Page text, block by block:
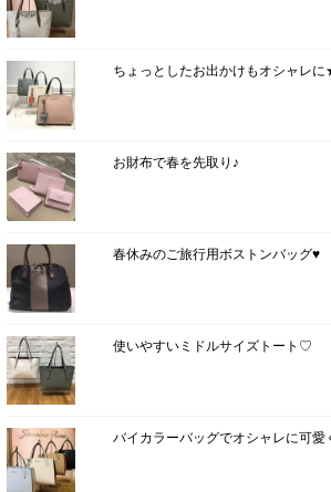
ちょっとしたお出かけもオシャレ
お財布で春を先取り♪
春休みのご旅行用ボストンバッグ♥
使いやすいミドルサイズトート♡
バイカラーバッグでオシャレに可